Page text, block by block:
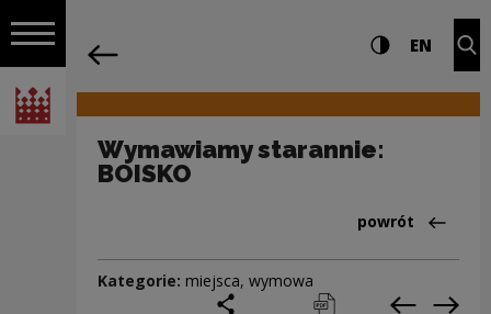
Włącz nawigację
Narodowe Centrum Kultury
Nawigacja Ustawienia i Wysoki
EN
Wymawiamy starannie:
BOISKO
Powrót
powrót
Kategorie: miejsca, wymowa
podziel się
drukuj pobierz